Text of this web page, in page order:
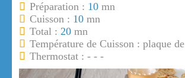
Préparation : 10 mn
Cuisson : 10 mn
Total : 20 mn
Température de Cuisson : plaque
Thermostat : - - -